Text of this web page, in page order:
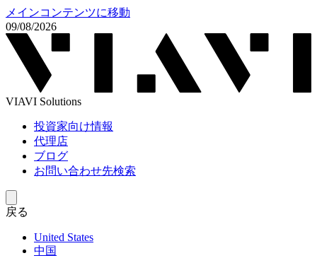
メインコンテンツに移動
09/08/2026
VIAVI Solutions
投資家向け情報
代理店
ブログ
お問い合わせ先検索
戻る
United States
中国